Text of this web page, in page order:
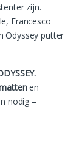
zijn.
Francesco
Odyssey putter
en
nodig –